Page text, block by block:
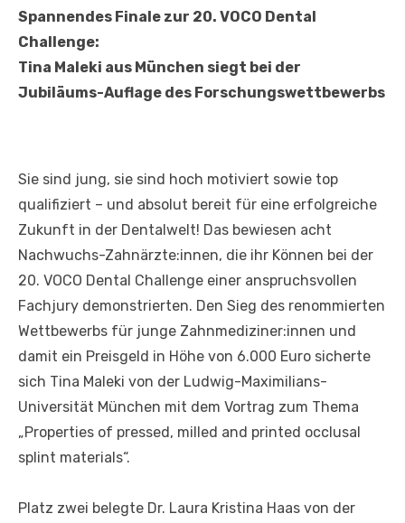
Spannendes Finale zur 20. VOCO Dental
Challenge:
Tina Maleki aus München siegt bei der
Jubiläums-Auflage des Forschungswettbewerbs
Sie sind jung, sie sind hoch motiviert sowie top
qualifiziert – und absolut bereit für eine erfolgreiche
Zukunft in der Dentalwelt! Das bewiesen acht
Nachwuchs-Zahnärzte:innen, die ihr Können bei der
20. VOCO Dental Challenge einer anspruchsvollen
Fachjury demonstrierten. Den Sieg des renommierten
Wettbewerbs für junge Zahnmediziner:innen und
damit ein Preisgeld in Höhe von 6.000 Euro sicherte
sich Tina Maleki von der Ludwig-Maximilians-
Universität München mit dem Vortrag zum Thema
„Properties of pressed, milled and printed occlusal
splint materials“.
Platz zwei belegte Dr. Laura Kristina Haas von der